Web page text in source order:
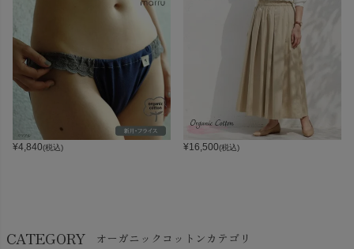
¥4,840(税込) ¥16,500(税込)
CATEGORY オーガニックコットンカテゴリ